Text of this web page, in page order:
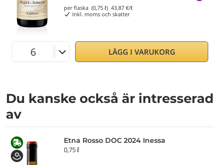
per flaska (0,75 ℓ) 43,87 €/ℓ
Inkl. moms och skatter
LÄGG I VARUKORG
Du kanske också är intresserad
av
Etna Rosso DOC 2024 Inessa
0,75 ℓ